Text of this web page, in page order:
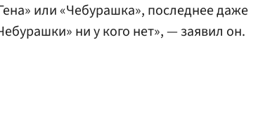
или «Чебурашка», последнее даже
ни у кого нет», — заявил он.